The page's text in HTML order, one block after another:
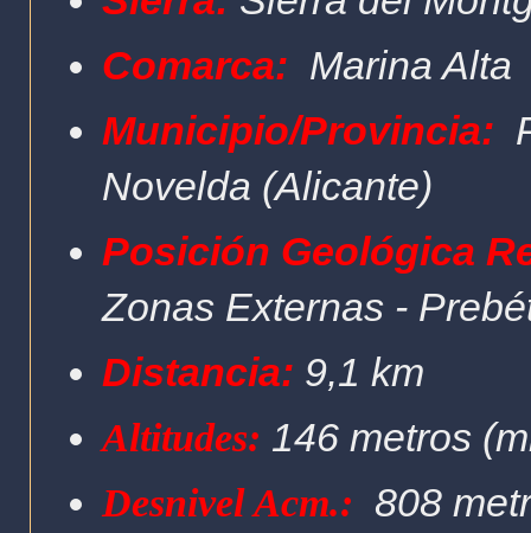
Comarca: Marina Alta
Municipio/Provincia:
Novelda (Alicante)
Posición Geológica
Zonas Externas -
Distancia: 9,1 km
Altitudes: 146 metros (
Desnivel Acm.: 808